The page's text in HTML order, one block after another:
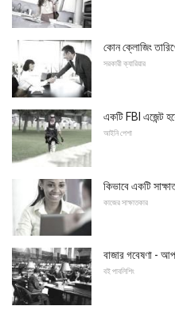
কোন ক্লোজিং
সরকারী ক্যারিয়ার
একটি FBI এজেন্ট
আইনি পেশা
কিভাবে একটি
কাজের সাক্ষাতকার
বাজার গবেষণা -
বই পাবলিশিং